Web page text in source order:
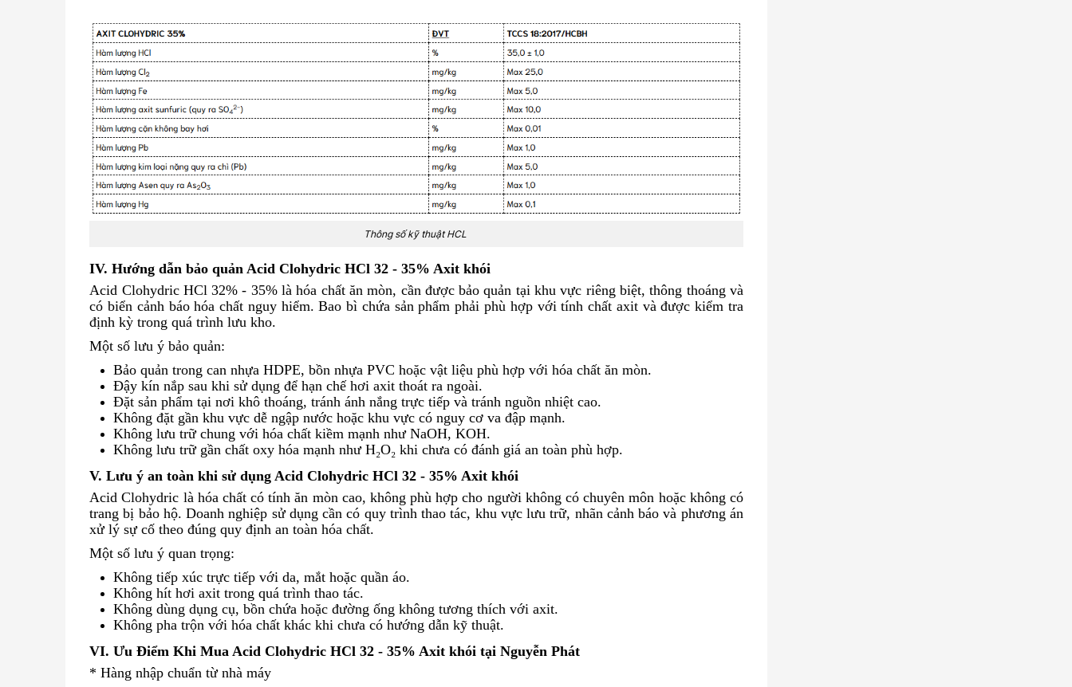
Thông số kỹ thuật HCL
IV. Hướng dẫn bảo quản Acid Clohydric HCl 32 - 35% Axit khói
Acid Clohydric HCl 32% - 35% là hóa chất ăn mòn, cần được bảo quản tại khu vực riêng biệt, thông thoáng và
có biển cảnh báo hóa chất nguy hiểm. Bao bì chứa sản phẩm phải phù hợp với tính chất axit và được kiểm tra
định kỳ trong quá trình lưu kho.
Một số lưu ý bảo quản:
Bảo quản trong can nhựa HDPE, bồn nhựa PVC hoặc vật liệu phù hợp với hóa chất ăn mòn.
Đậy kín nắp sau khi sử dụng để hạn chế hơi axit thoát ra ngoài.
Đặt sản phẩm tại nơi khô thoáng, tránh ánh nắng trực tiếp và tránh nguồn nhiệt cao.
Không đặt gần khu vực dễ ngập nước hoặc khu vực có nguy cơ va đập mạnh.
Không lưu trữ chung với hóa chất kiềm mạnh như NaOH, KOH.
Không lưu trữ gần chất oxy hóa mạnh như H₂O₂ khi chưa có đánh giá an toàn phù hợp.
V. Lưu ý an toàn khi sử dụng Acid Clohydric HCl 32 - 35% Axit khói
Acid Clohydric là hóa chất có tính ăn mòn cao, không phù hợp cho người không có chuyên môn hoặc không có
trang bị bảo hộ. Doanh nghiệp sử dụng cần có quy trình thao tác, khu vực lưu trữ, nhãn cảnh báo và phương án
xử lý sự cố theo đúng quy định an toàn hóa chất.
Một số lưu ý quan trọng:
Không tiếp xúc trực tiếp với da, mắt hoặc quần áo.
Không hít hơi axit trong quá trình thao tác.
Không dùng dụng cụ, bồn chứa hoặc đường ống không tương thích với axit.
Không pha trộn với hóa chất khác khi chưa có hướng dẫn kỹ thuật.
VI.Ưu Điểm Khi MuaAcid Clohydric HCl 32 - 35% Axit khóitại Nguyễn Phát
* Hàng nhập chuẩn từ nhà máy